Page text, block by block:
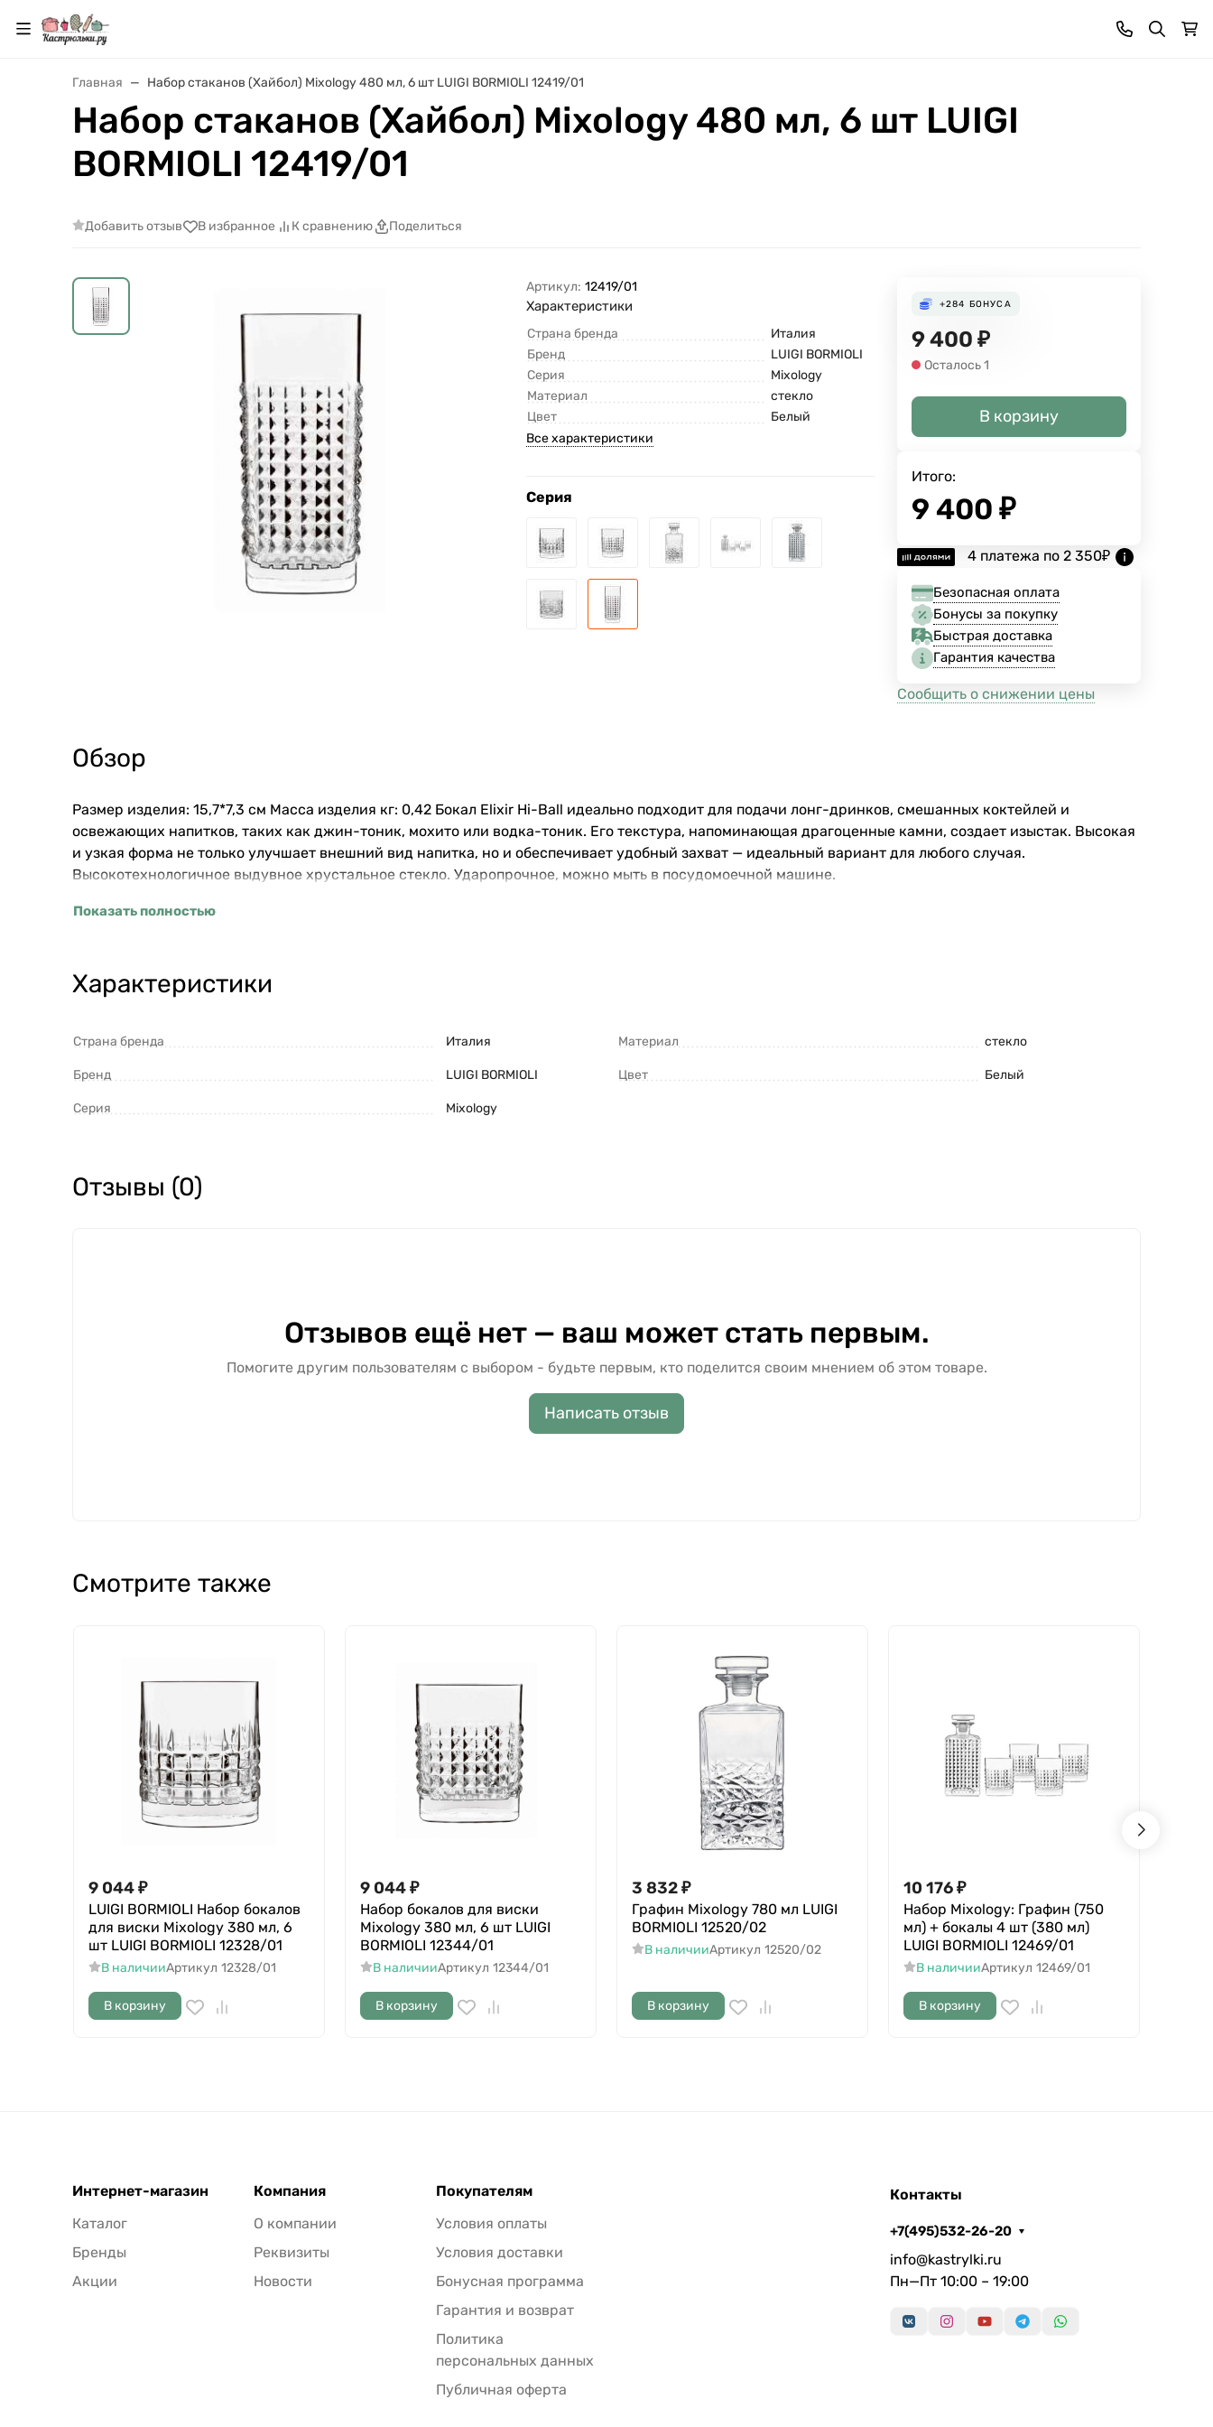
Главная Набор стаканов (Хайбол) Mixology 480 мл, 6 шт LUIGI BORMIOLI 12419/01
Набор стаканов (Хайбол) Mixology 480 мл, 6 шт LUIGI
BORMIOLI 12419/01
Добавить отзыв В избранное К сравнению Поделиться
Артикул: 12419/01
Характеристики
Страна бренда
Италия
Бренд
LUIGI BORMIOLI
Серия
Mixology
Материал
стекло
Цвет
Белый
Все характеристики
Серия
+284 БОНУСА
9 400 ₽
Осталось 1
В корзину
Итого:
9 400 ₽
4 платежа по 2 350₽
Безопасная оплата
Бонусы за покупку
Быстрая доставка
Гарантия качества
Сообщить о снижении цены
Обзор
Размер изделия: 15,7*7,3 см Масса изделия кг: 0,42 Бокал Elixir Hi-Ball идеально подходит для подачи лонг-дринков, смешанных коктейлей и
освежающих напитков, таких как джин-тоник, мохито или водка-тоник. Его текстура, напоминающая драгоценные камни, создает изыстак. Высокая
и узкая форма не только улучшает внешний вид напитка, но и обеспечивает удобный захват — идеальный вариант для любого случая.
Высокотехнологичное выдувное хрустальное стекло. Ударопрочное, можно мыть в посудомоечной машине.
Показать полностью
Характеристики
Страна бренда Италия
Бренд LUIGI BORMIOLI
Серия Mixology
Материал стекло
Цвет Белый
Отзывы (0)
Отзывов ещё нет — ваш может стать первым.
Помогите другим пользователям с выбором - будьте первым, кто поделится своим мнением об этом товаре.
Написать отзыв
Смотрите также
9 044₽
LUIGI BORMIOLI Набор бокалов
для виски Mixology 380 мл, 6
шт LUIGI BORMIOLI 12328/01
В наличииАртикул 12328/01
В корзину
9 044₽
Набор бокалов для виски
Mixology 380 мл, 6 шт LUIGI
BORMIOLI 12344/01
В наличииАртикул 12344/01
В корзину
3 832₽
Графин Mixology 780 мл LUIGI
BORMIOLI 12520/02
В наличииАртикул 12520/02
В корзину
10 176₽
Набор Mixology: Графин (750
мл) + бокалы 4 шт (380 мл)
LUIGI BORMIOLI 12469/01
В наличииАртикул 12469/01
В корзину
Интернет-магазин
Каталог
Бренды
Акции
Компания
О компании
Реквизиты
Новости
Покупателям
Условия оплаты
Условия доставки
Бонусная программа
Гарантия и возврат
Политика
персональных данных
Публичная оферта
Контакты
+7(495)532-26-20
info@kastrylki.ru
Пн—Пт 10:00 – 19:00